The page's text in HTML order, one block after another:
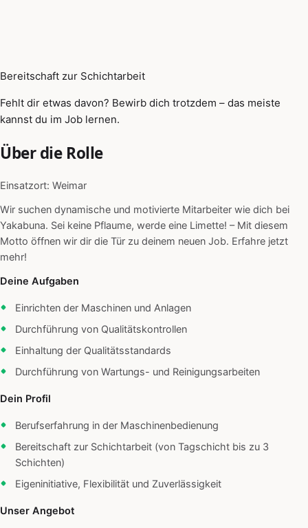
Bereitschaft zur Schichtarbeit
Fehlt dir etwas davon? Bewirb dich trotzdem – das meiste
kannst du im Job lernen.
Über die Rolle
Einsatzort: Weimar
Wir suchen dynamische und motivierte Mitarbeiter wie dich bei
Yakabuna. Sei keine Pflaume, werde eine Limette! – Mit diesem
Motto öffnen wir dir die Tür zu deinem neuen Job. Erfahre jetzt
mehr!
Deine Aufgaben
Einrichten der Maschinen und Anlagen
Durchführung von Qualitätskontrollen
Einhaltung der Qualitätsstandards
Durchführung von Wartungs- und Reinigungsarbeiten
Dein Profil
Berufserfahrung in der Maschinenbedienung
Bereitschaft zur Schichtarbeit (von Tagschicht bis zu 3
Schichten)
Eigeninitiative, Flexibilität und Zuverlässigkeit
Unser Angebot